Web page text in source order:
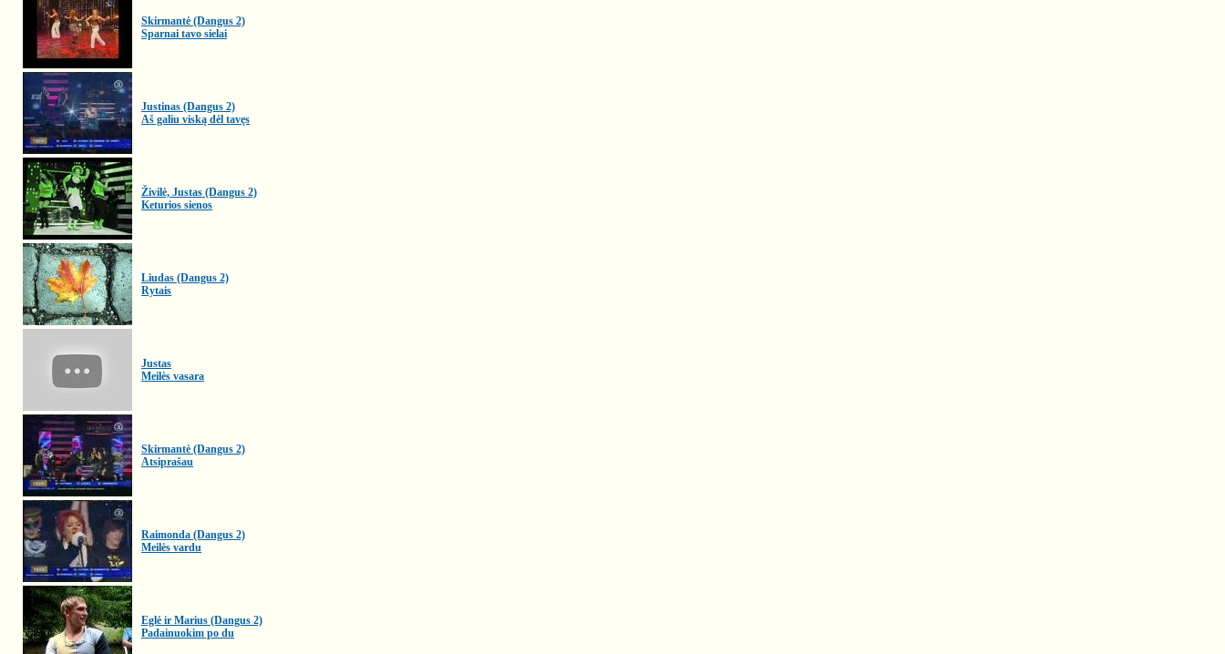
Skirmantė (Dangus 2)
Sparnai tavo sielai
Justinas (Dangus 2)
Aš galiu viską dėl tavęs
Živilė, Justas (Dangus 2)
Keturios sienos
Liudas (Dangus 2)
Rytais
Justas
Meilės vasara
Skirmantė (Dangus 2)
Atsiprašau
Raimonda (Dangus 2)
Meilės vardu
Eglė ir Marius (Dangus 2)
Padainuokim po du